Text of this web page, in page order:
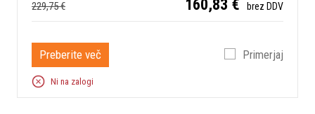
229,75 € 160,83 € brez DDV
Preberite več Primerjaj
Ni na zalogi